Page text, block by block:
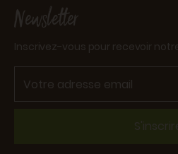
Newsletter
Inscrivez-vous pour recevoir